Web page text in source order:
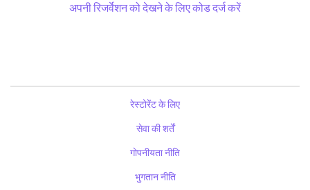
अपनी रिजर्वेशन को देखने के लिए कोड दर्ज करें
रेस्टोरेंट के लिए
सेवा की शर्तें
गोपनीयता नीति
भुगतान नीति